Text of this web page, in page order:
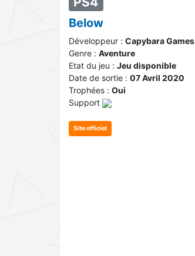
Below
Développeur : Capybara Games
Genre : Aventure
Etat du jeu : Jeu disponible
Date de sortie : 07 Avril 2020
Trophées : Oui
Support
Site officiel